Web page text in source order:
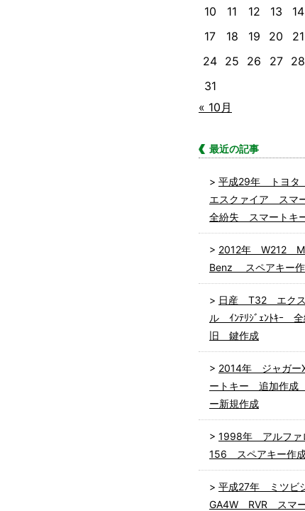
10
11 12 13 14
17
18 19 20 21
24 25 26 27 28
31
« 10月
最近の記事
平成29年 トヨ
エスクァイア スマ
全紛失 スマートキ
2012年 W212
Benz スペアキー
日産 T32 エクス
ル ｲﾝﾃﾘｼﾞｪﾝﾄｷｰ
旧 鍵作成
2014年 ジャガ
ートキー 追加作成
ー新規作成
1998年 アルファ
156 スペアキー作
平成27年 ミツビ
GA4W RVR スマ